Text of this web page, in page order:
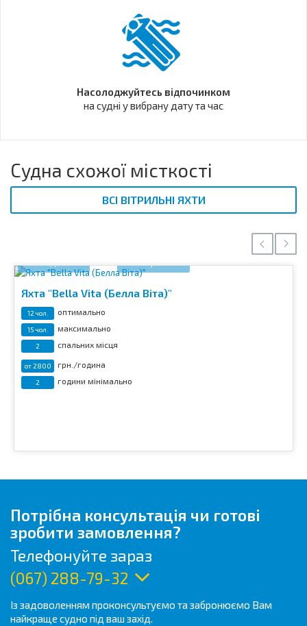
Насолоджуйтесь відпочинком
на судні у вибрану дату та час
Судна схожої місткості
ВСІ ВІТРИЛЬНІ ЯХТИ
Відео 26 фото
Яхта "Bella Vita (Белла Віта)"
12 чол. оптимально
15 чол. максимально
2 спальних місця
от 2800 грн./година
2 години мінімально
Потрібна консультація чи готові
зробити замовлення?
Телефонуйте зараз
(067) 288-79-32
Із задоволенням проконсультуємо та забронюємо Вам
найкраще судно під ваш захід.